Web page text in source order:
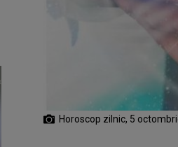
Horoscop zilnic, 5